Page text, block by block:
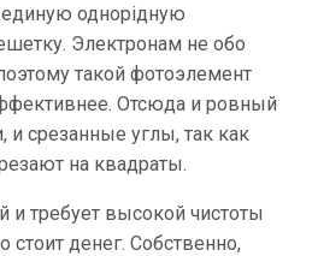
однорідную
Электронам не обо
такой фотоэлемент
Отсюда и ровный
и срезанные углы, так как
на квадраты.
требует высокой чистоты
стоит денег. Собственно,